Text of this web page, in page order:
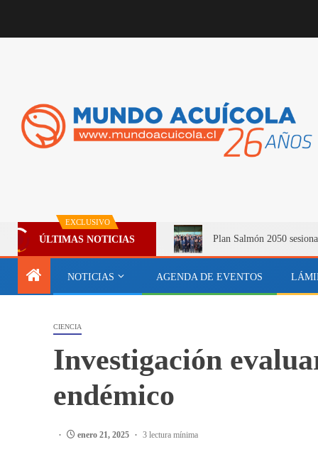
EXCLUSIVO
ÚLTIMAS NOTICIAS Plan Salmón 2050
NOTICIAS AGENDA DE EVENTOS
CIENCIA
Investigación
endémico
enero 21, 2025 3 lectura mínima